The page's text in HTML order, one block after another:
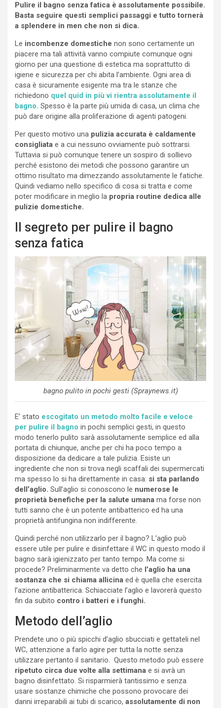
Pulire il bagno senza fatica è assolutamente possibile.
Basta seguire questi semplici passaggi e tutto tornerà
a splendere in men che non si dica.
Le incombenze domestiche non sono certamente un
piacere ma tali attività vanno compiute comunque ogni
giorno per una questione di estetica ma soprattutto di
igiene e sicurezza per chi abita l’ambiente. Ogni area di
casa è sicuramente esigente ma tra le stanze che
richiedono quel quid in più vi rientra assolutamente il
bagno. Spesso è la parte più umida di casa, un clima che
può dare origine alla proliferazione di agenti patogeni.
Per questo motivo una pulizia accurata è caldamente
consigliata e a cui nessuno ovviamente può sottrarsi.
Tuttavia si può comunque tenere un sospiro di sollievo
perché esistono dei metodi che possono garantire un
ottimo risultato ma dimezzando assolutamente le fatiche.
Quindi vediamo nello specifico di cosa si tratta e come
poter modificare in meglio la propria routine dedica alle
pulizie domestiche.
Il segreto per pulire il bagno
senza fatica
bagno pulito in pochi gesti (Spraynews.it)
E’ stato escogitato un metodo molto facile e veloce
per pulire il bagno in pochi semplici gesti, in questo
modo tenerlo pulito sarà assolutamente semplice ed alla
portata di chiunque, anche per chi ha poco tempo a
disposizione da dedicare a tale pulizia. Esiste un
ingrediente che non si trova negli scaffali dei supermercati
ma spesso lo si ha direttamente in casa: si sta parlando
dell’aglio. Sull’aglio si conoscono le numerose le
proprietà benefiche per la salute umana ma forse non
tutti sanno che è un potente antibatterico ed ha una
proprietà antifungina non indifferente.
Quindi perché non utilizzarlo per il bagno? L’aglio può
essere utile per pulire e disinfettare il WC in questo modo il
bagno sarà igienizzato per tanto tempo. Ma come si
procede? Preliminarmente va detto che l’aglio ha una
sostanza che si chiama allicina ed è quella che esercita
l’azione antibatterica. Schiacciate l’aglio e lavorerà questo
fin da subito contro i batteri e i funghi.
Metodo dell’aglio
Prendete uno o più spicchi d’aglio sbucciati e gettateli nel
WC, attenzione a farlo agire per tutta la notte senza
utilizzare pertanto il sanitario. Questo metodo può essere
ripetuto circa due volte alla settimana e si avrà un
bagno disinfettato. Si risparmierà tantissimo e senza
usare sostanze chimiche che possono provocare dei
danni irreparabili ai tubi di scarico, assolutamente di non